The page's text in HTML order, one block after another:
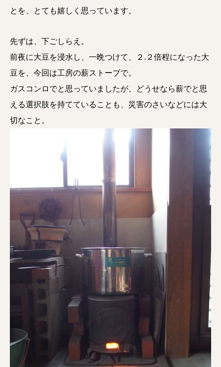
とを、とても嬉しく思っています。
先ずは、下ごしらえ。
前夜に大豆を浸水し、一晩つけて、２.２倍程になった大
豆を、今回は工房の薪ストーブで。
ガスコンロでと思っていましたが、どうせなら薪でと思
える選択肢を持てていることも、災害のさいなどには大
切なこと。